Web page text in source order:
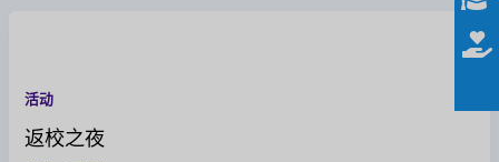
活动
返校之夜